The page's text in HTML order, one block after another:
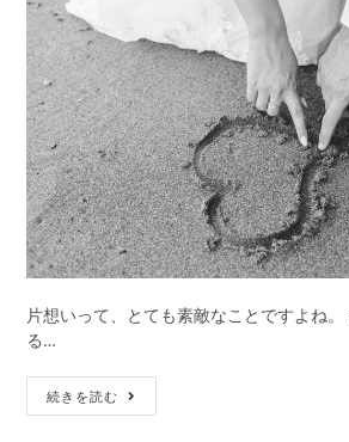
象
外
に
な
ら
な
い」
た
め
の
決
日:
ー:
片想いって、とても素敵なことですよね。
る…
続きを読む
想